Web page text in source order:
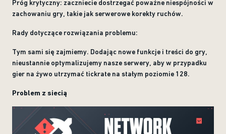
Próg krytyczny: zaczniecie dostrzegać poważne niespójności w
zachowaniu gry, takie jak serwerowe korekty ruchów.
Rady dotyczące rozwiązania problemu:
Tym sami się zajmiemy. Dodając nowe funkcje i treści do gry,
nieustannie optymalizujemy nasze serwery, aby w przypadku
gier na żywo utrzymać tickrate na stałym poziomie 128.
Problem z siecią